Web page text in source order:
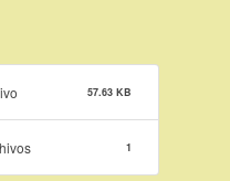
57.63 KB
1